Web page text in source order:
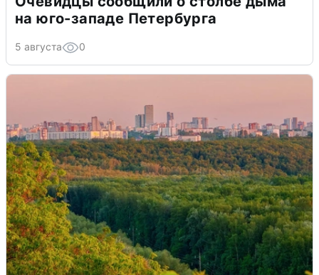
на юго-западе Петербурга
5 августа 0